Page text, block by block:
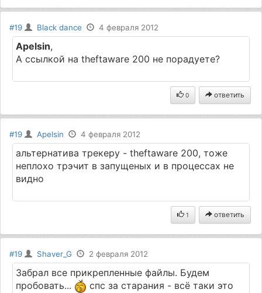
#19 Black dance 4 февраля 2012
Apelsin,
А ссылкой на theftaware 200 не порадуете?
0 ответить
#19 Apelsin 4 февраля 2012
альтернатива трекеру - theftaware 200, тоже
неплохо трэчит в запущеных и в процессах не
видно
1 ответить
#19 Shaver_G 2 февраля 2012
Забрал все прикрепленные файлы. Будем
пробовать...
спс за старания - всё таки это